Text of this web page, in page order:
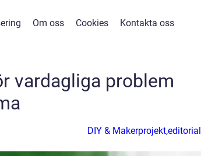
Om oss Cookies Kontakta oss
vardagliga problem
DIY & Makerprojekt,editorial